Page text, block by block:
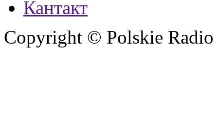
Кантакт
Copyright © Polskie